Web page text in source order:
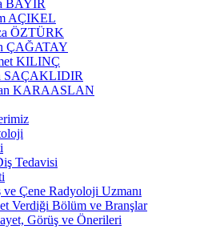
BAYIR
AÇIKEL
ÖZTÜRK
ÇAĞATAY
KILINÇ
SAÇAKLIDIR
KARAASLAN
Tedavisi
ve Çene Radyoloji Uzmanı
Verdiği Bölüm ve Branşlar
Görüş ve Önerileri